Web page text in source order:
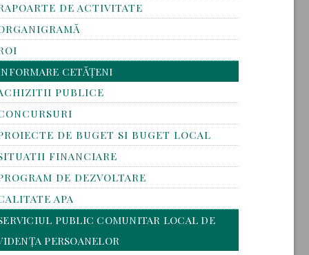
DE ACTIVITATE
CETĂȚENI
PUBLICE
DE BUGET SI BUGET LOCAL
FINANCIARE
DE DEZVOLTARE
APA
PUBLIC COMUNITAR LOCAL DE
PERSOANELOR